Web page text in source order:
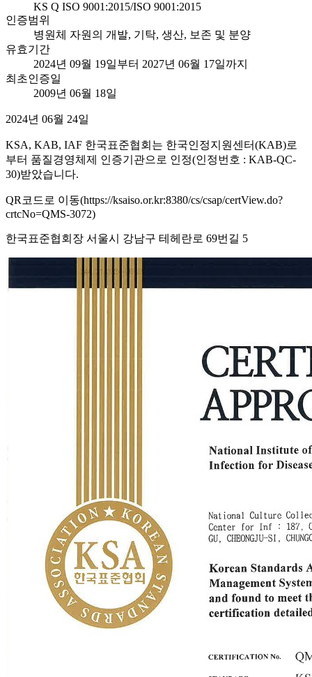
KS Q ISO 9001:2015/ISO 9001:2015
인증범위
병원체 자원의 개발, 기탁, 생산, 보존 및 분양
유효기간
2024년 09월 19일부터 2027년 06월 17일까지
최초인증일
2009년 06월 18일
2024년 06월 24일
KSA, KAB, IAF 한국표준협회는 한국인정지원센터(KAB)로
부터 품질경영체제 인증기관으로 인정(인정번호 : KAB-QC-
30)받았습니다.
QR코드로 이동(https://ksaiso.or.kr:8380/cs/csap/certView.do?
crtcNo=QMS-3072)
한국표준협회장 서울시 강남구 테헤란로 69번길 5